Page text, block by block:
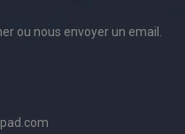
ou nous envoyer un email.